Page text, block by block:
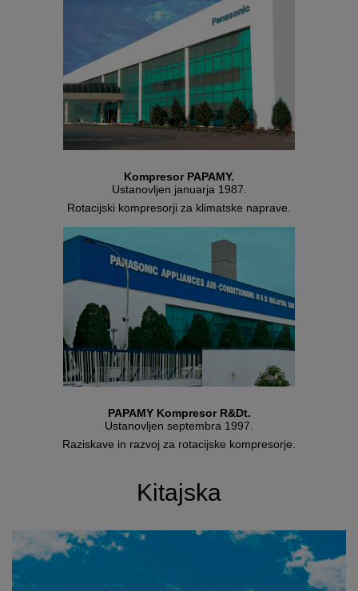
Kompresor PAPAMY.
Ustanovljen januarja 1987.
Rotacijski kompresorji za klimatske naprave.
PAPAMY Kompresor R&Dt.
Ustanovljen septembra 1997.
Raziskave in razvoj za rotacijske kompresorje.
Kitajska